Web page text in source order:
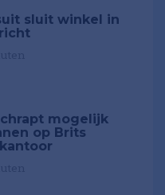
sluit winkel in
mogelijk
op Brits